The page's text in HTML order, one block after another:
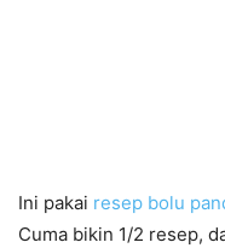
Ini pakai resep bolu
Cuma bikin 1/2 resep,